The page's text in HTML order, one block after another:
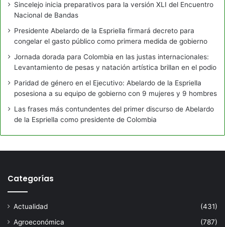
Sincelejo inicia preparativos para la versión XLI del Encuentro
Nacional de Bandas
Presidente Abelardo de la Espriella firmará decreto para
congelar el gasto público como primera medida de gobierno
Jornada dorada para Colombia en las justas internacionales:
Levantamiento de pesas y natación artística brillan en el podio
Paridad de género en el Ejecutivo: Abelardo de la Espriella
posesiona a su equipo de gobierno con 9 mujeres y 9 hombres
Las frases más contundentes del primer discurso de Abelardo
de la Espriella como presidente de Colombia
Categorías
Actualidad
(431)
Agroeconómica
(787)